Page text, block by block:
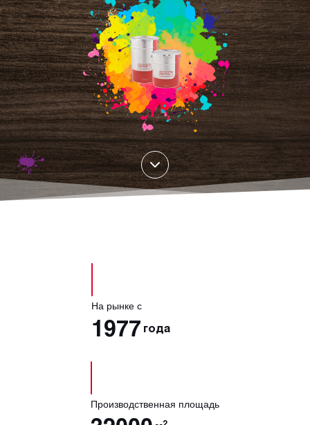
На рынке с
1977 года
Производственная площадь
2